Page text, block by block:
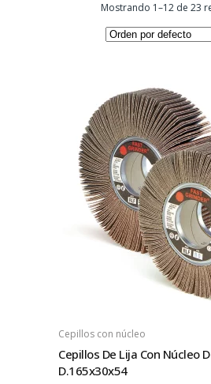
Mostrando 1–12 de 23
Cepillos con núcleo
Cepillos De Lija Con Núcleo
D.165x30x54